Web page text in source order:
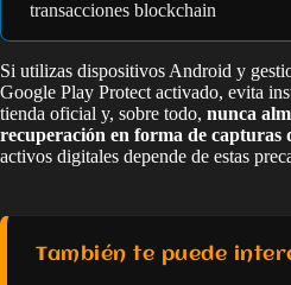
transacciones blockchain
Si utilizas dispositivos Android y
Google Play Protect activado, evita
tienda oficial y, sobre todo, nunca
recuperación en forma de capturas
activos digitales depende de estas
También te puede